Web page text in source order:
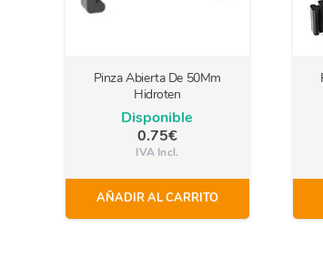
Pinza Abierta De 50Mm
Hidroten
Disponible
0.75€
IVA Incl.
AÑADIR AL CARRITO